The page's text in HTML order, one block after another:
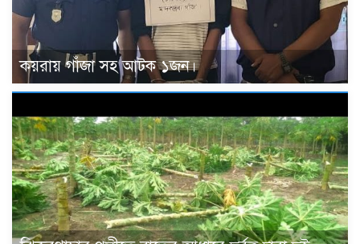
কয়রায় গাঁজা সহ আটক ১জন।